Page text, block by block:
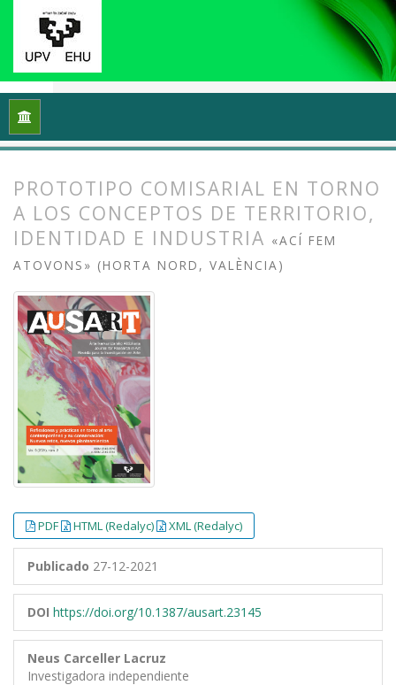
Inicio
PROTOTIPO COMISARIAL EN TORNO
A LOS CONCEPTOS DE TERRITORIO,
IDENTIDAD E INDUSTRIA «ACÍ FEM
ATOVONS» (HORTA NORD, VALÈNCIA)
PDF HTML (Redalyc) XML (Redalyc)
Publicado 27-12-2021
DOI https://doi.org/10.1387/ausart.23145
Neus Carceller Lacruz
Investigadora independiente